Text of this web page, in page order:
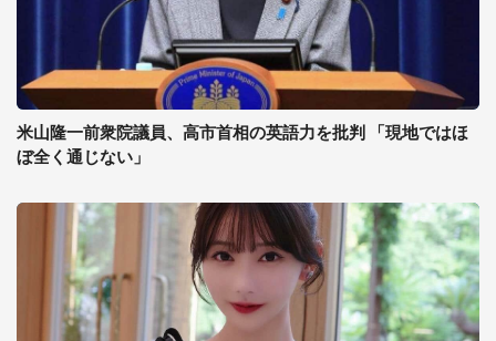
米山隆一前衆院議員、高市首相の英語力を批判 「現地ではほ
ぼ全く通じない」